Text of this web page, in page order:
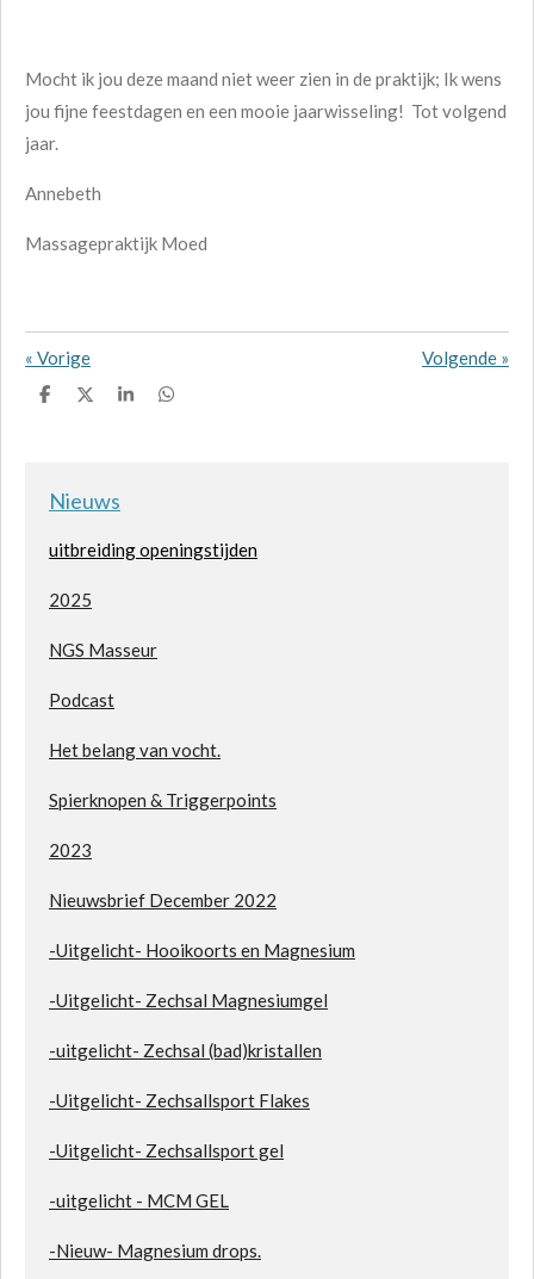
Mocht ik jou deze maand niet weer zien in de praktijk; Ik wens
jou fijne feestdagen en een mooie jaarwisseling! Tot volgend
jaar.
Annebeth
Massagepraktijk Moed
« Vorige Volgende »
D
D
S
D
Nieuws
uitbreiding openingstijden
2025
NGS Masseur
Podcast
Het belang van vocht.
Spierknopen & Triggerpoints
2023
Nieuwsbrief December 2022
-Uitgelicht- Hooikoorts en Magnesium
-Uitgelicht- Zechsal Magnesiumgel
-uitgelicht- Zechsal (bad)kristallen
-Uitgelicht- Zechsallsport Flakes
-Uitgelicht- Zechsallsport gel
-uitgelicht - MCM GEL
-Nieuw- Magnesium drops.